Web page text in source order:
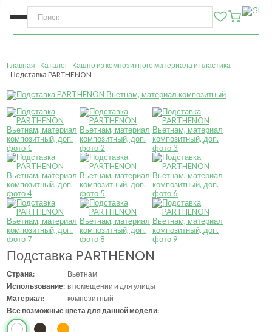
Главная Каталог Кашпо из композитного материала и пластика
Подставка PARTHENON
Подставка PARTHENON
Страна:
Вьетнам
Использование: в помещении и для улицы
Материал:
композитный
Все возможные цвета для данной модели: